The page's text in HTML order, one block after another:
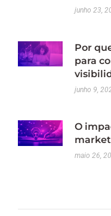
junho 23,
Por
para
junho 9,
O
maio 26,